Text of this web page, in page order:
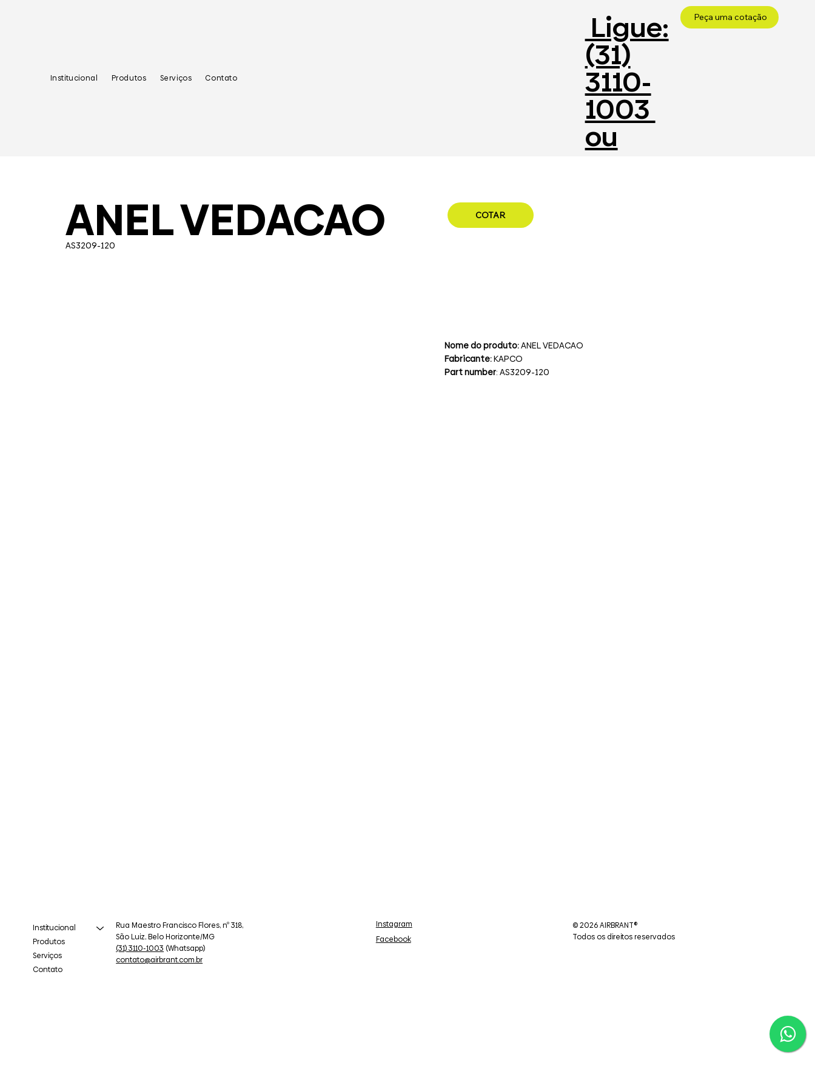
Institucional Produtos Serviços Contato
Ligue:
(31)
3110-
1003
ou
Peça uma cotação
ANEL VEDACAO
AS3209-120
COTAR
Nome do produto:ANEL VEDACAO
Fabricante:KAPCO
Part number: AS3209-120
Institucional
Produtos
Serviços
Contato
Rua Maestro Francisco Flores, nº 318,
São Luiz, Belo Horizonte/MG
(31) 3110-1003 (Whatsapp)
contato@airbrant.com.br
Instagram
Facebook
© 2026 AIRBRANT®
Todos os direitos reservados